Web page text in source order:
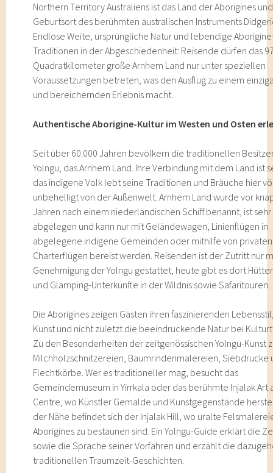
Northern Territory Australiens ist das Land der Aborigines
Geburtsort des berühmten australischen Instruments
Endlose Weite, ursprüngliche Natur und lebendige
Traditionen in der Abgeschiedenheit: Reisende dürfen das
Quadratkilometer große Arnhem Land nur unter speziellen
Voraussetzungen betreten, was den Ausflug zu einem
und bereichernden Erlebnis macht.
Authentische Aborigine-Kultur im Westen und Osten
Seit über 60.000 Jahren bevölkern die traditionellen
Yolngu, das Arnhem Land. Ihre Verbindung mit dem Land ist
das indigene Volk lebt seine Traditionen und Bräuche hier
unbehelligt von der Außenwelt. Arnhem Land wurde vor
Jahren nach einem niederländischen Schiff benannt, ist sehr
abgelegen und kann nur mit Geländewagen, Linienflügen in
abgelegene indigene Gemeinden oder mithilfe von privaten
Charterflügen bereist werden. Reisenden ist der Zutritt nur
Genehmigung der Yolngu gestattet, heute gibt es dort
und Glamping-Unterkünfte in der Wildnis sowie Safaritouren.
Die Aborigines zeigen Gästen ihren faszinierenden
Kunst und nicht zuletzt die beeindruckende Natur bei
Zu den Besonderheiten der zeitgenössischen Yolngu-Kunst
Milchholzschnitzereien, Baumrindenmalereien, Siebdrucke
Flechtkörbe. Wer es traditioneller mag, besucht das
Gemeindemuseum in Yirrkala oder das berühmte Injalak Art
Centre, wo Künstler Gemälde und Kunstgegenstände
der Nähe befindet sich der Injalak Hill, wo uralte
Aborigines zu bestaunen sind. Ein Yolngu-Guide erklärt die
sowie die Sprache seiner Vorfahren und erzählt die
traditionellen Traumzeit-Geschichten.